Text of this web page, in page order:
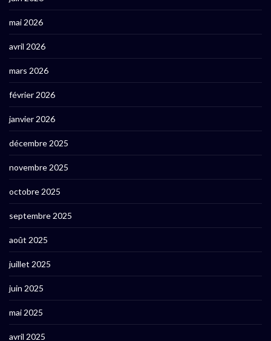
mai 2026
avril 2026
mars 2026
février 2026
janvier 2026
décembre 2025
novembre 2025
octobre 2025
septembre 2025
août 2025
juillet 2025
juin 2025
mai 2025
avril 2025